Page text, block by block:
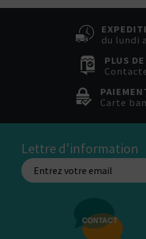
du lundi
PLUS
Carte
Lettre d'information